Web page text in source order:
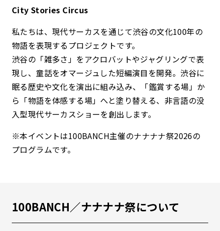
City Stories Circus
私たちは、現代サーカスを通じて渋谷の文化100年の
物語を表現するプロジェクトです。
渋谷の「雑多さ」をアクロバットやジャグリングで表
現し、童話をオマージュした短編演目を開発。渋谷に
眠る歴史や文化を演出に組み込み、「鑑賞する場」か
ら「物語を体感する場」へと塗り替える、非言語の没
入型現代サーカスショーを創出します。
※本イベントは100BANCH主催のナナナナ祭2026の
プログラムです。
100BANCH／ナナナナ祭について